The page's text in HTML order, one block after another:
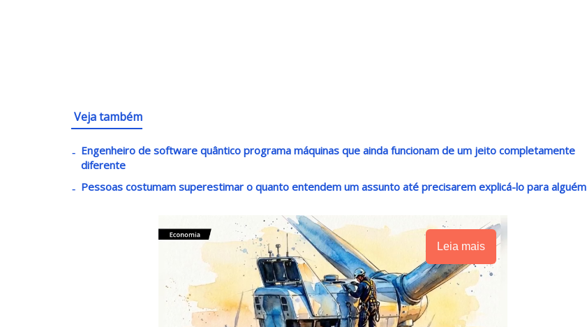
Veja também
Engenheiro de software quântico programa máquinas que ainda funcionam de um jeito completamente
diferente
Pessoas costumam superestimar o quanto entendem um assunto até precisarem explicá-lo para alguém
Leia mais